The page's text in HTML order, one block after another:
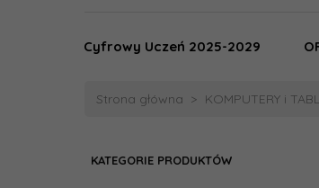
Cyfrowy Uczeń 2025-2029
Strona główna KOMPUTERY i
KATEGORIE PRODUKTÓW